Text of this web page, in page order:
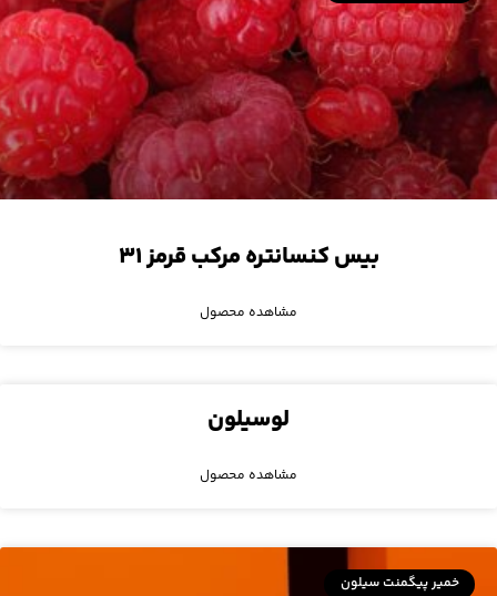
بیس کنسانتره مرکب قرمز ۳۱
مشاهده محصول
لوسیلون
مشاهده محصول
خمیر پیگمنت سیلون